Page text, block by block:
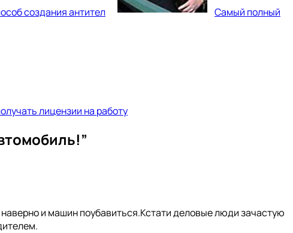
создания антител Самый полный
лицензии на работу
”
и машин поубавиться.Кстати деловые люди зачастую